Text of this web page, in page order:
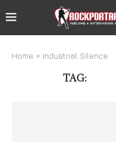
Home » Industrial Silence
TAG: